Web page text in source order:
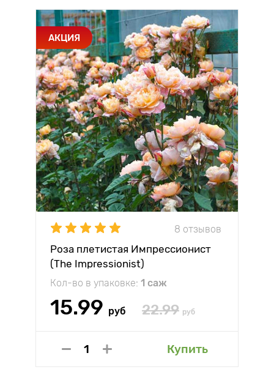
АКЦИЯ
8 отзывов
Роза плетистая Импрессионист
(The Impressionist)
Кол-во в упаковке: 1 саж
15.99 руб 22.99 руб
Купить